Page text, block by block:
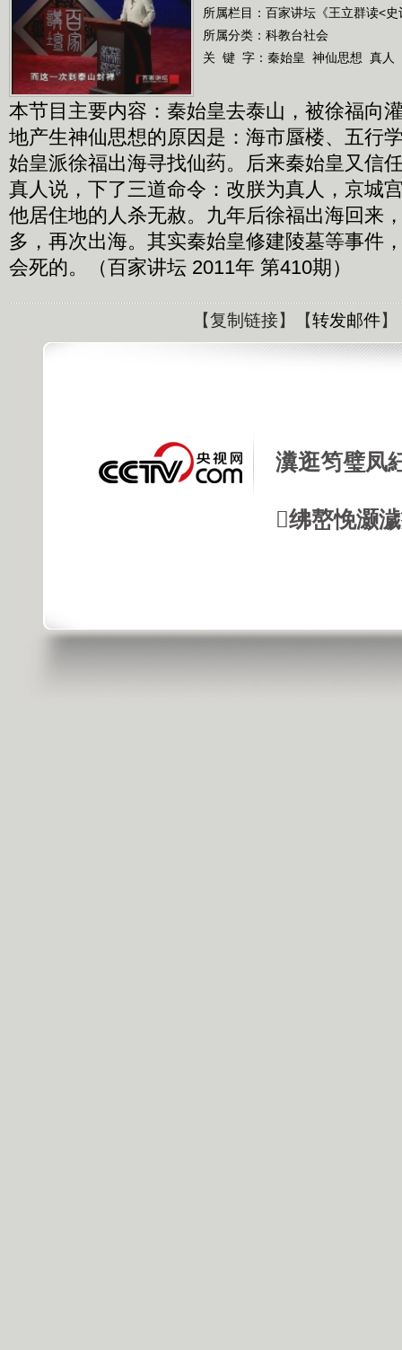
所属栏目： 百家讲坛《王立群读<
所属分类：科教台社会
关 键 字： 秦始皇 神仙思想 真人
本节目主要内容：秦始皇去泰山，被徐福向
地产生神仙思想的原因是：海市蜃楼、五行
始皇派徐福出海寻找仙药。后来秦始皇又信
真人说，下了三道命令：改朕为真人，京城
他居住地的人杀无赦。九年后徐福出海回来
多，再次出海。其实秦始皇修建陵墓等事件
会死的。（百家讲坛 2011年 第410期）
【复制链接】【转发邮件】
瀵逛笉璧凤
绋嶅悗灏